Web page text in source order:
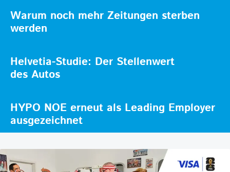
Warum noch mehr Zeitungen sterben
werden
Helvetia-Studie: Der Stellenwert
des Autos
HYPO NOE erneut als Leading Employer
ausgezeichnet